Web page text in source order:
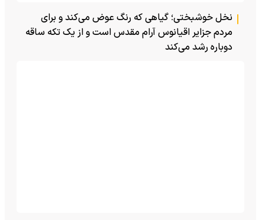
نخل خوشبختی؛ گیاهی که رنگ عوض می‌کند و برای
مردم جزایر اقیانوس آرام مقدس است و از یک تکه ساقه
دوباره رشد می‌کند